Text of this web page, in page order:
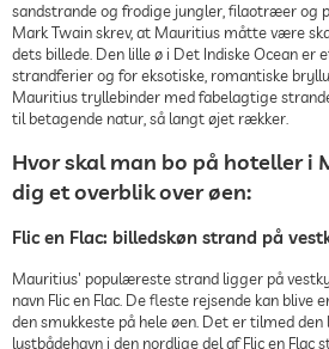
sandstrande og frodige jungler, filaotræer og
Mark Twain skrev, at Mauritius måtte være
dets billede. Den lille ø i Det Indiske Ocean er
strandferier og for eksotiske, romantiske
Mauritius tryllebinder med fabelagtige
til betagende natur, så langt øjet rækker.
Hvor skal man bo på hoteller i
dig et overblik over øen:
Flic en Flac: billedskøn strand på
Mauritius' populæreste strand ligger på
navn Flic en Flac. De fleste rejsende kan blive
den smukkeste på hele øen. Det er tilmed
lystbådehavn i den nordlige del af Flic en